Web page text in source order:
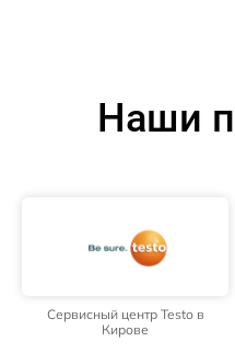
Наши
Сервисный центр Testo в
Кирове